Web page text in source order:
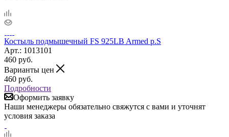
Костыль подмышечный FS 925LB Armed р.S
Арт.: 1013101
460 руб.
Варианты цен
460 руб.
Подробности
Оформить заявку
Наши менеджеры обязательно свяжутся с вами и уточнят
условия заказа